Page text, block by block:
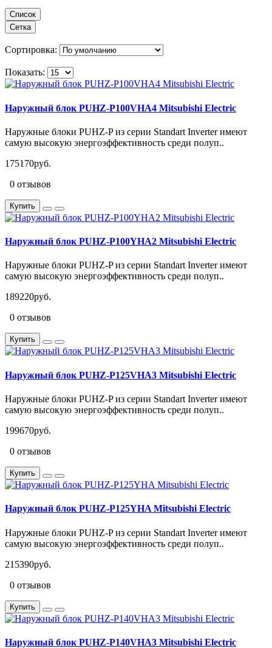
Список
Сетка
Сортировка:
Показать:
Наружный блок PUHZ-P100VHA4 Mitsubishi Electric
Наружные блоки PUHZ-P из серии Standart Inverter имеют
самую высокую энергоэффективность среди полуп..
175170руб.
0 отзывов
Купить
Наружный блок PUHZ-P100YHA2 Mitsubishi Electric
Наружные блоки PUHZ-P из серии Standart Inverter имеют
самую высокую энергоэффективность среди полуп..
189220руб.
0 отзывов
Купить
Наружный блок PUHZ-P125VHA3 Mitsubishi Electric
Наружные блоки PUHZ-P из серии Standart Inverter имеют
самую высокую энергоэффективность среди полуп..
199670руб.
0 отзывов
Купить
Наружный блок PUHZ-P125YHA Mitsubishi Electric
Наружные блоки PUHZ-P из серии Standart Inverter имеют
самую высокую энергоэффективность среди полуп..
215390руб.
0 отзывов
Купить
Наружный блок PUHZ-P140VHA3 Mitsubishi Electric